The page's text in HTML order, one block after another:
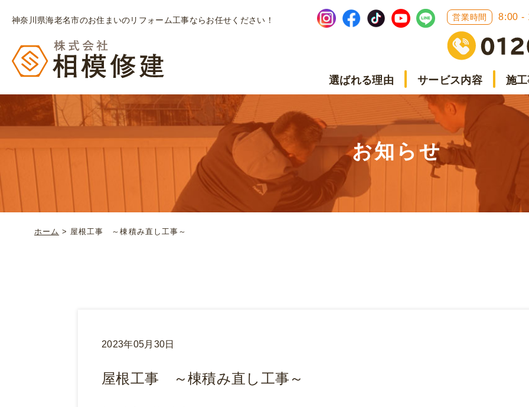
神奈川県海老名市のお住まいのリフォーム工事ならお任せください！ 営業時間 8:00 -
選ばれる理由 サービス内容 施工
お知らせ
ホーム > 屋根工事 ～棟積み直し工事～
2023年05月30日
屋根工事 ～棟積み直し工事～